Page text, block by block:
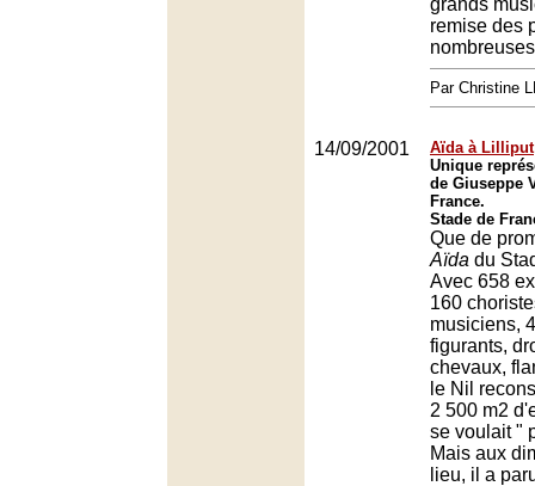
grands
remise des
Par Christine
14/09/2001
Aïda à Lilliput
Unique
de Giuseppe
France.
Stade de
Que de
Aïda du
Avec 658
160
musiciens,
figurants,
chevaux,
le Nil
2 500 m2
se voulait "
Mais aux
lieu, il a